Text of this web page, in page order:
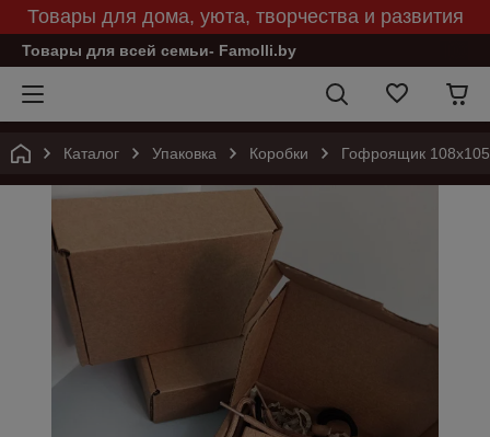
Товары для дома, уюта, творчества и развития
Товары для всей семьи- Famolli.by
Каталог Упаковка Коробки Гофроящик